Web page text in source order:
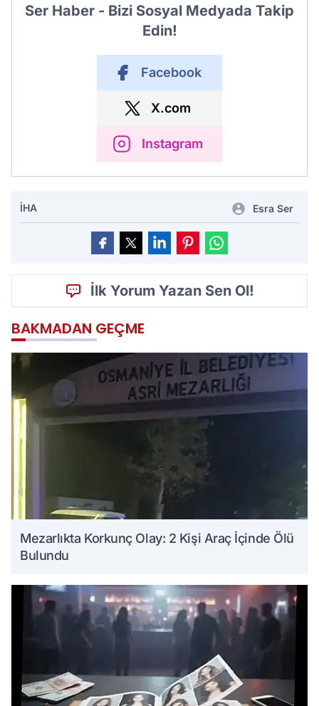
Ser Haber - Bizi Sosyal Medyada Takip
Edin!
Facebook
X.com
Instagram
İHA Esra Ser
İlk Yorum Yazan Sen Ol!
BAKMADAN GEÇME
Mezarlıkta Korkunç Olay: 2 Kişi Araç İçinde Ölü
Bulundu